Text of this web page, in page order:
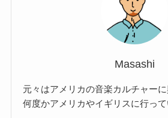
Masashi
元々はアメリカの音楽カルチャー
何度かアメリカやイギリスに行って